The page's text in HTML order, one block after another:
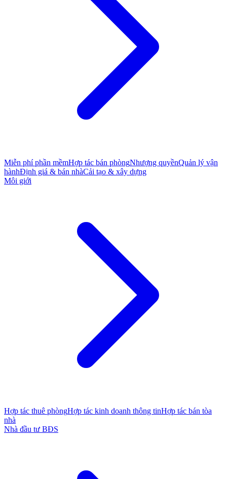
Miễn phí phần mềmHợp tác bán phòngNhượng quyềnQuản lý vận
hànhĐịnh giá & bán nhàCải tạo & xây dựng
Môi giới
Hợp tác thuê phòngHợp tác kinh doanh thông tinHợp tác bán tòa
nhà
Nhà đầu tư BĐS